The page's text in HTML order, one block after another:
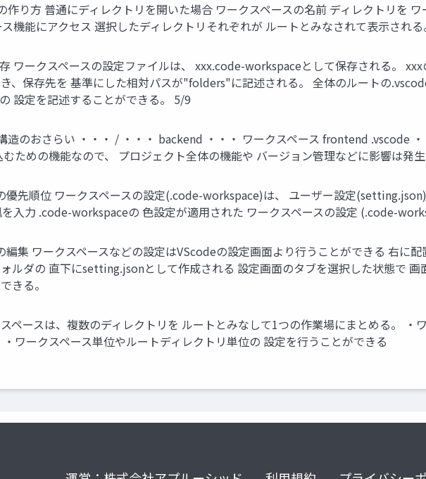
作り方 普通にディレクトリを開いた場合 ワークスペースの名前 ディレクトリを
機能にアクセス 選択したディレクトリそれぞれが ルートとみなされて表示される
ワークスペースの設定ファイルは、 xxx.code-workspaceとして保存される。
、保存先を 基準にした相対パスが"folders"に記述される。 全体のルートの
設定を記述することができる。 5/9
造のおさらい ・・・ / ・・・ backend ・・・ ワークスペース frontend .vscode
ための機能なので、 プロジェクト全体の機能や バージョン管理などに影響は発生
優先順位 ワークスペースの設定(.code-workspace)は、 ユーザー設定
を入力 .code-workspaceの 色設定が適用された ワークスペースの設定 (.code-
編集 ワークスペースなどの設定はVScodeの設定画面より行うことができる 右に
ルダの 直下にsetting.jsonとして作成される 設定画面のタブを選択した状態で
きる。
ペースは、複数のディレクトリを ルートとみなして1つの作業場にまとめる。 ・
ワークスペース単位やルートディレクトリ単位の 設定を行うことができる